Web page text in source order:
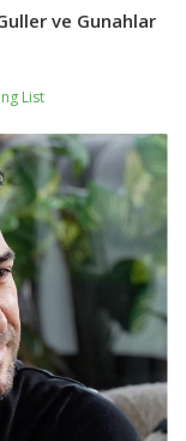
ve Gunahlar
List